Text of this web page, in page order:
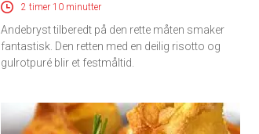
2 timer 10 minutter
Andebryst tilberedt på den rette måten smaker
fantastisk. Den retten med en deilig risotto og
gulrotpuré blir et festmåltid.